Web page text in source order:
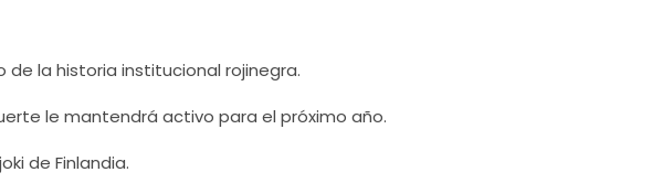
la historia institucional rojinegra.
le mantendrá activo para el próximo año.
de Finlandia.